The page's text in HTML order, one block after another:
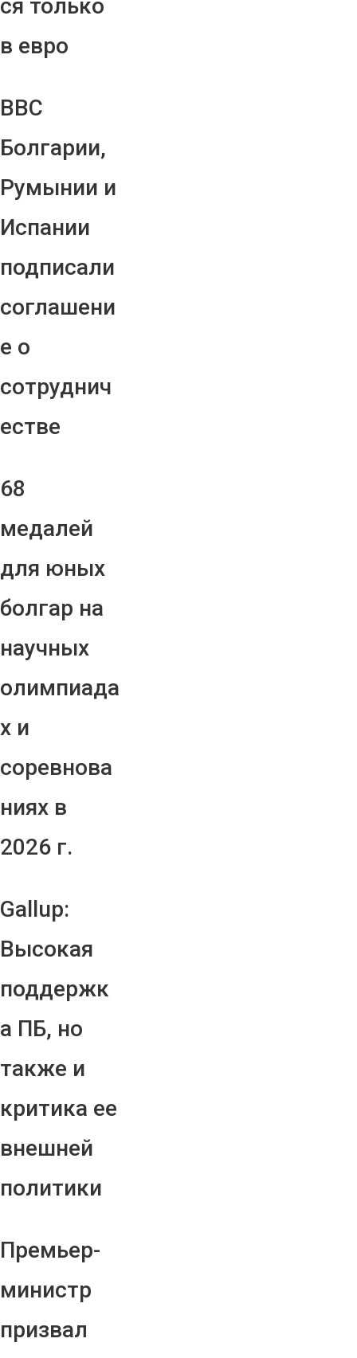
ся только
в евро
ВВС
Болгарии,
Румынии и
Испании
подписали
соглашени
е о
сотруднич
естве
68
медалей
для юных
болгар на
научных
олимпиада
х и
соревнова
ниях в
2026 г.
Gallup:
Высокая
поддержк
а ПБ, но
также и
критика ее
внешней
политики
Премьер-
министр
призвал